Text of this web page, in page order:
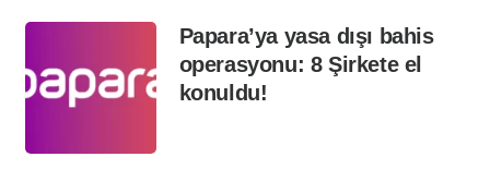
Papara’ya yasa dışı bahis
operasyonu: 8 Şirkete el
konuldu!